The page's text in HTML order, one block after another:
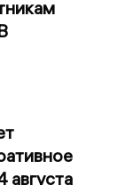
августа